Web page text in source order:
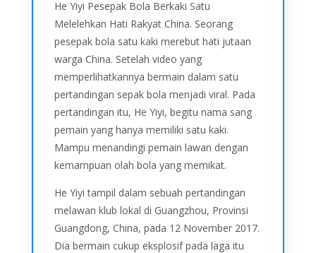
He Yiyi Pesepak Bola Berkaki Satu
Melelehkan Hati Rakyat China. Seorang
pesepak bola satu kaki merebut hati jutaan
warga China. Setelah video yang
memperlihatkannya bermain dalam satu
pertandingan sepak bola menjadi viral. Pada
pertandingan itu, He Yiyi, begitu nama sang
pemain yang hanya memiliki satu kaki.
Mampu menandingi pemain lawan dengan
kemampuan olah bola yang memikat.
He Yiyi tampil dalam sebuah pertandingan
melawan klub lokal di Guangzhou, Provinsi
Guangdong, China, pada 12 November 2017.
Dia bermain cukup eksplosif pada laga itu